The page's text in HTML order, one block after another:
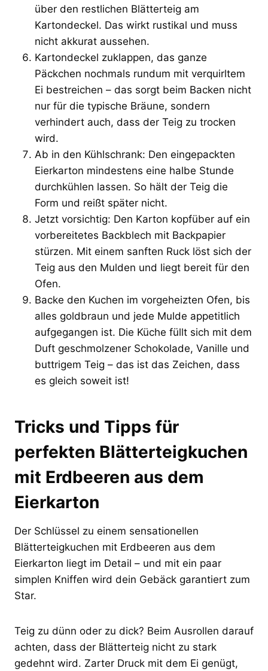
über den restlichen Blätterteig am
Kartondeckel. Das wirkt rustikal und muss
nicht akkurat aussehen.
Kartondeckel zuklappen, das ganze
Päckchen nochmals rundum mit verquirltem
Ei bestreichen – das sorgt beim Backen nicht
nur für die typische Bräune, sondern
verhindert auch, dass der Teig zu trocken
wird.
Ab in den Kühlschrank: Den eingepackten
Eierkarton mindestens eine halbe Stunde
durchkühlen lassen. So hält der Teig die
Form und reißt später nicht.
Jetzt vorsichtig: Den Karton kopfüber auf ein
vorbereitetes Backblech mit Backpapier
stürzen. Mit einem sanften Ruck löst sich der
Teig aus den Mulden und liegt bereit für den
Ofen.
Backe den Kuchen im vorgeheizten Ofen, bis
alles goldbraun und jede Mulde appetitlich
aufgegangen ist. Die Küche füllt sich mit dem
Duft geschmolzener Schokolade, Vanille und
buttrigem Teig – das ist das Zeichen, dass
es gleich soweit ist!
Tricks und Tipps für
perfekten Blätterteigkuchen
mit Erdbeeren aus dem
Eierkarton
Der Schlüssel zu einem sensationellen
Blätterteigkuchen mit Erdbeeren aus dem
Eierkarton liegt im Detail – und mit ein paar
simplen Kniffen wird dein Gebäck garantiert zum
Star.
Teig zu dünn oder zu dick? Beim Ausrollen darauf
achten, dass der Blätterteig nicht zu stark
gedehnt wird. Zarter Druck mit dem Ei genügt,